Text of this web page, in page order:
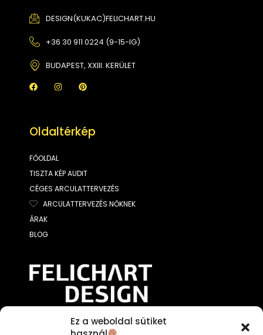
Ez a weboldal sütiket
DESIGN(KUKAC)FELICHART.HU
+36 30 911 0224 (9-15-IG)
BUDAPEST, XXIII. KERÜLET
Oldaltérkép
FŐOLDAL
TISZTA KÉP AUDIT
CÉGES ARCULATTERVEZÉS
ARCULATTERVEZÉS NŐKNEK
ÁRAK
BLOG
A weboldal tulajdonosa: